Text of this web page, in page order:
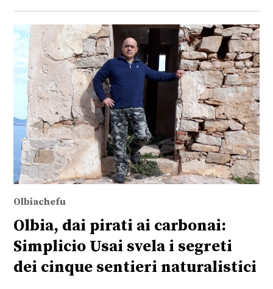
Olbiachefu
Olbia, dai pirati ai carbonai:
Simplicio Usai svela i segreti
dei cinque sentieri naturalistici